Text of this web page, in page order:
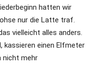
hatten wir
nur die Latte traf.
vielleicht alles anders.
kassieren einen Elfmeter
nicht mehr